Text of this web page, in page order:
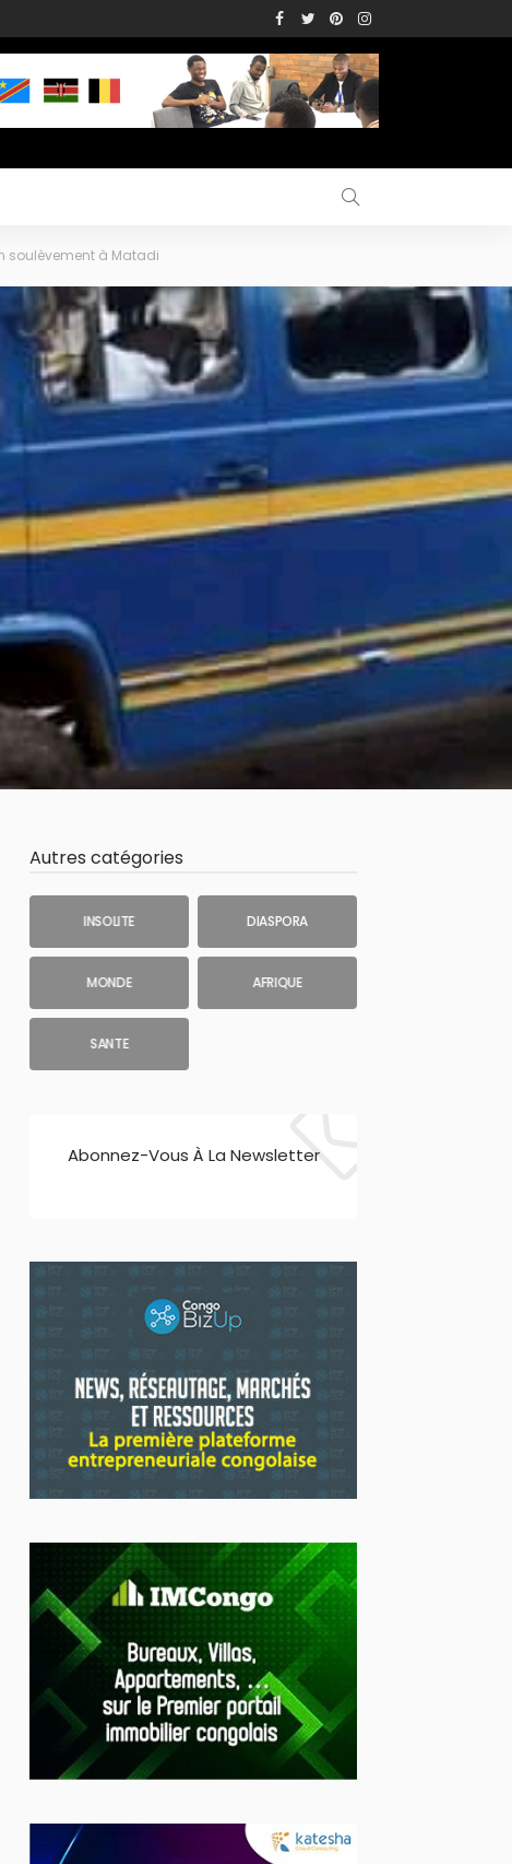
soulèvement à Matadi
Autres catégories
INSOLITE DIASPORA
MONDE AFRIQUE
SANTE
Abonnez-Vous À La Newsletter